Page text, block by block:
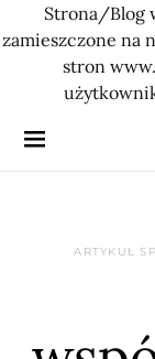
Strona/Blog
zamieszczone na
stron
ARTYKUŁ